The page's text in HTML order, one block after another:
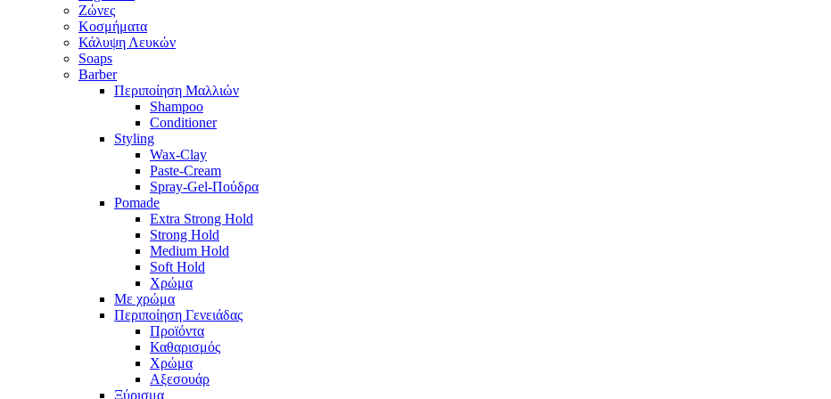
Ζώνες
Κοσμήματα
Κάλυψη Λευκών
Soaps
Barber
Περιποίηση Μαλλιών
Shampoo
Conditioner
Styling
Wax-Clay
Paste-Cream
Spray-Gel-Πούδρα
Pomade
Extra Strong Hold
Strong Hold
Medium Hold
Soft Hold
Χρώμα
Με χρώμα
Περιποίηση Γενειάδας
Προϊόντα
Καθαρισμός
Χρώμα
Αξεσουάρ
Ξύρισμα